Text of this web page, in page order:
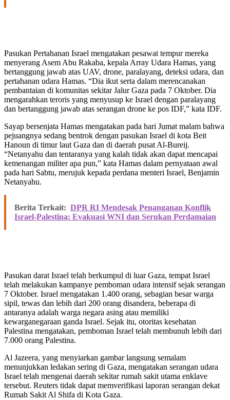
Pasukan Pertahanan Israel mengatakan pesawat tempur mereka
menyerang Asem Abu Rakaba, kepala Array Udara Hamas, yang
bertanggung jawab atas UAV, drone, paralayang, deteksi udara, dan
pertahanan udara Hamas. “Dia ikut serta dalam merencanakan
pembantaian di komunitas sekitar Jalur Gaza pada 7 Oktober. Dia
mengarahkan teroris yang menyusup ke Israel dengan paralayang
dan bertanggung jawab atas serangan drone ke pos IDF,” kata IDF.
Sayap bersenjata Hamas mengatakan pada hari Jumat malam bahwa
pejuangnya sedang bentrok dengan pasukan Israel di kota Beit
Hanoun di timur laut Gaza dan di daerah pusat Al-Bureij.
“Netanyahu dan tentaranya yang kalah tidak akan dapat mencapai
kemenangan militer apa pun,” kata Hamas dalam pernyataan awal
pada hari Sabtu, merujuk kepada perdana menteri Israel, Benjamin
Netanyahu.
Berita Terkait: DPR RI Mendesak Penanganan Konflik
Israel-Palestina: Evakuasi WNI dan Serukan Perdamaian
Pasukan darat Israel telah berkumpul di luar Gaza, tempat Israel
telah melakukan kampanye pemboman udara intensif sejak serangan
7 Oktober. Israel mengatakan 1.400 orang, sebagian besar warga
sipil, tewas dan lebih dari 200 orang disandera, beberapa di
antaranya adalah warga negara asing atau memiliki
kewarganegaraan ganda Israel. Sejak itu, otoritas kesehatan
Palestina mengatakan, pemboman Israel telah membunuh lebih dari
7.000 orang Palestina.
Al Jazeera, yang menyiarkan gambar langsung semalam
menunjukkan ledakan sering di Gaza, mengatakan serangan udara
Israel telah mengenai daerah sekitar rumah sakit utama enklave
tersebut. Reuters tidak dapat memverifikasi laporan serangan dekat
Rumah Sakit Al Shifa di Kota Gaza.